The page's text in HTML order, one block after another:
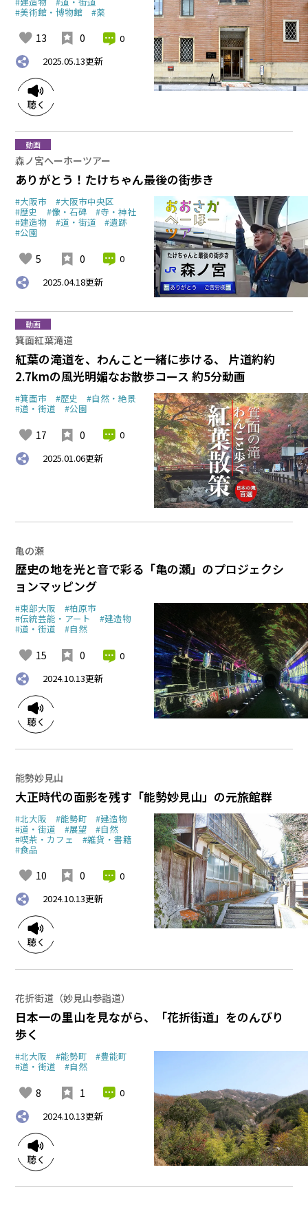
#美術館・博物館 #薬
13 0
0
2025.05.13更新
森ノ宮へーホーツアー
ありがとう！たけちゃん最後の街歩き
#大阪市 #大阪市中央区
#歴史 #像・石碑 #寺・神社
#建造物 #道・街道 #遺跡
#公園
5 0
0
2025.04.18更新
動画
箕面紅葉滝道
紅葉の滝道を、わんこと一緒に歩ける、 片道約約
2.7kmの風光明媚なお散歩コース 約5分動画
#箕面市 #歴史 #自然・絶景
#道・街道 #公園
17 0
0
2025.01.06更新
動画
亀の瀬
歴史の地を光と音で彩る「亀の瀬」のプロジェクシ
ョンマッピング
#東部大阪 #柏原市
#伝統芸能・アート #建造物
#道・街道 #自然
15 0
0
2024.10.13更新
能勢妙見山
大正時代の面影を残す「能勢妙見山」の元旅館群
#北大阪 #能勢町 #建造物
#道・街道 #展望 #自然
#喫茶・カフェ #雑貨・書籍
#食品
10 0
0
2024.10.13更新
花折街道（妙見山参詣道）
日本一の里山を見ながら、「花折街道」をのんびり
歩く
#北大阪 #能勢町 #豊能町
#道・街道 #自然
8 1
0
2024.10.13更新